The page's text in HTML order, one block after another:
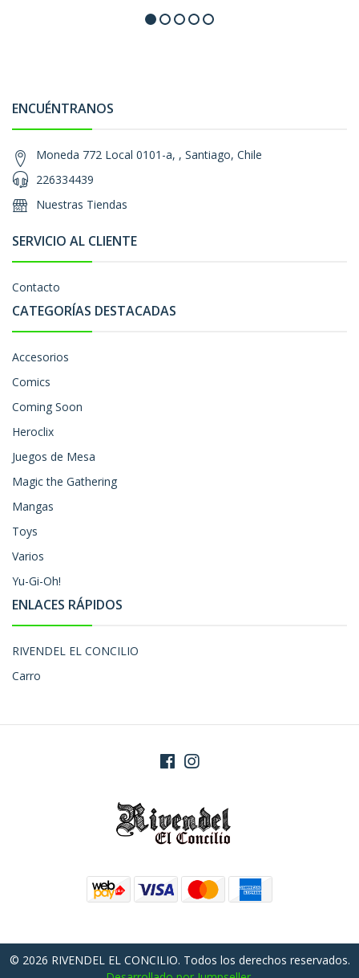
ENCUÉNTRANOS
Moneda 772 Local 0101-a, , Santiago, Chile
226334439
Nuestras Tiendas
SERVICIO AL CLIENTE
Contacto
CATEGORÍAS DESTACADAS
Accesorios
Comics
Coming Soon
Heroclix
Juegos de Mesa
Magic the Gathering
Mangas
Toys
Varios
Yu-Gi-Oh!
ENLACES RÁPIDOS
RIVENDEL EL CONCILIO
Carro
© 2026 RIVENDEL EL CONCILIO. Todos los derechos reservados.